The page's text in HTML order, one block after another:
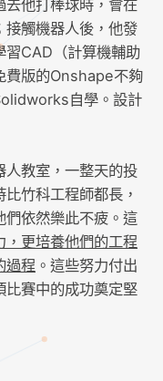
去他打棒球時，會在
接觸機器人後，他發
習CAD（計算機輔助
費版的Onshape不夠
自學。設計
人教室，一整天的投
竹科工程師都長，
們依然樂此不疲。這
更培養他們的工程
過程 。這些努力付出
比賽中的成功奠定堅